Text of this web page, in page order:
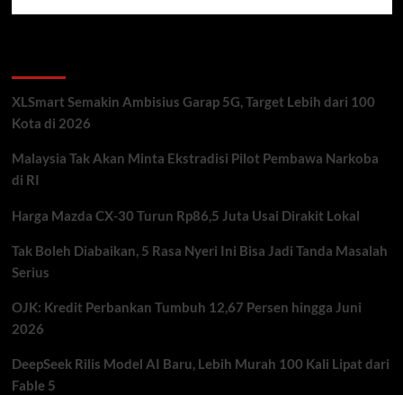
Dunia,
Kapal
MV
di
Verde
XLSmart Semakin Ambisius Garap 5G, Target Lebih dari 100
Kota di 2026
Malaysia Tak Akan Minta Ekstradisi Pilot Pembawa Narkoba
di RI
Harga Mazda CX-30 Turun Rp86,5 Juta Usai Dirakit Lokal
Tak Boleh Diabaikan, 5 Rasa Nyeri Ini Bisa Jadi Tanda Masalah
Serius
OJK: Kredit Perbankan Tumbuh 12,67 Persen hingga Juni
2026
DeepSeek Rilis Model AI Baru, Lebih Murah 100 Kali Lipat dari
Fable 5